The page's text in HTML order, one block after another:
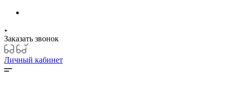
Заказать звонок
Личный кабинет